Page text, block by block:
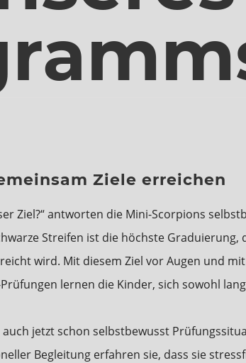
Ziele erreichen
Ziel?“ antworten die Mini-Scorpions
Streifen ist die höchste Graduierung,
wird. Mit diesem Ziel vor Augen und
lernen die Kinder, sich sowohl
jetzt schon selbstbewusst
Begleitung erfahren sie, dass sie